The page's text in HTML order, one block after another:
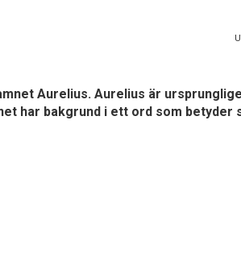
Aurelius. Aurelius är
har bakgrund i ett ord som betyder